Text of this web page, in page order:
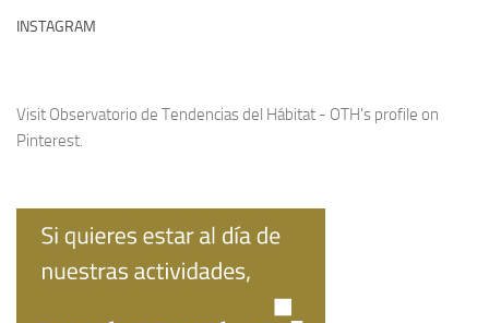
INSTAGRAM
Visit Observatorio de Tendencias del Hábitat - OTH's profile on
Pinterest.